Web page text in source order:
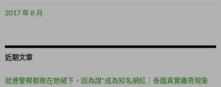
2017 年 8 月
近期文章
就連警察都敗在她裙下，因為謀*成為知名網紅｜泰國真實離奇現象